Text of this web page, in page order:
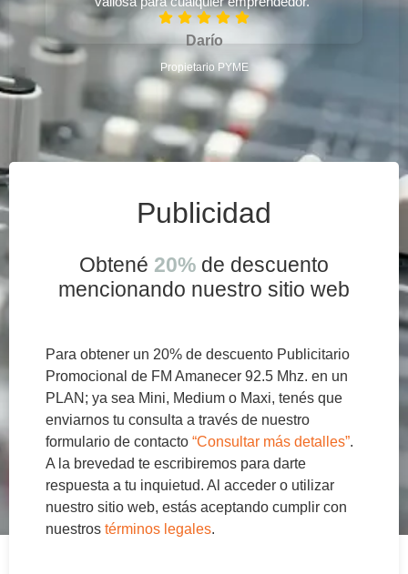
Darío
Propietario PYME
Publicidad
Obtené 20% de descuento
mencionando nuestro sitio web
Para obtener un 20% de descuento Publicitario
Promocional de FM Amanecer 92.5 Mhz. en un
PLAN; ya sea Mini, Medium o Maxi, tenés que
enviarnos tu consulta a través de nuestro
formulario de contacto “Consultar más detalles”.
A la brevedad te escribiremos para darte
respuesta a tu inquietud. Al acceder o utilizar
nuestro sitio web, estás aceptando cumplir con
nuestros términos legales.